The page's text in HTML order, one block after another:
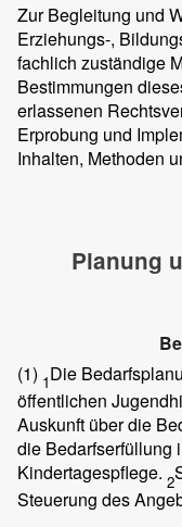
Zur Begleitung und
Erziehungs-,
fachlich zuständige
Bestimmungen
erlassenen
Erprobung und
Inhalten, Methoden
Planung
(1) 1Die
öffentlichen
Auskunft über die
die Bedarfserfüllung
Kindertagespflege. 2
Steuerung des